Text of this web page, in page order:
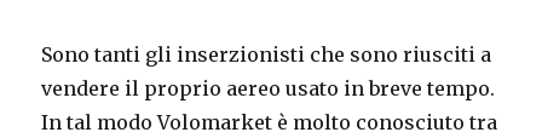
Sono tanti gli inserzionisti che sono riusciti a
vendere il proprio aereo usato in breve tempo.
In tal modo Volomarket è molto conosciuto tra